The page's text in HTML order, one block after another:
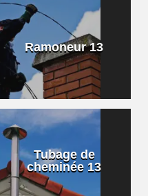
Ramoneur 13
Tubage de
cheminée 13